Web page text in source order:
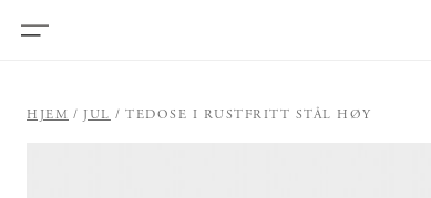
HJEM JUL TEDOSE I RUSTFRITT STÅL HØY